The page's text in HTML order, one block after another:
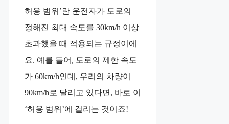
허용 범위’란 운전자가 도로의
정해진 최대 속도를 30km/h 이상
초과했을 때 적용되는 규정이에
요. 예를 들어, 도로의 제한 속도
가 60km/h인데, 우리의 차량이
90km/h로 달리고 있다면, 바로 이
‘허용 범위’에 걸리는 것이죠! ️